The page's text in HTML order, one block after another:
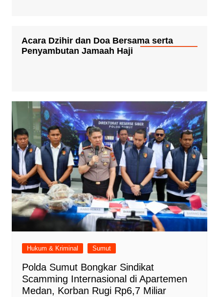
Acara Dzihir dan Doa Bersama serta
Penyambutan Jamaah Haji
Hukum & Kriminal Sumut
Polda Sumut Bongkar Sindikat
Scamming Internasional di Apartemen
Medan, Korban Rugi Rp6,7 Miliar